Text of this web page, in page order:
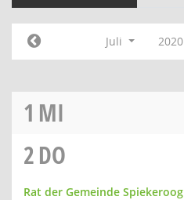
Juli 2020
1 MI
2DO
Rat der Gemeinde Spiekeroog